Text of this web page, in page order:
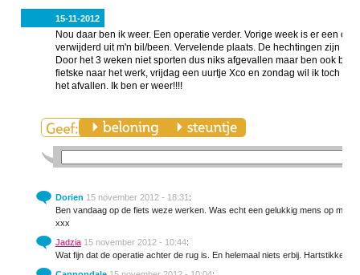
15-11-2012
Nou daar ben ik weer. Een operatie verder. Vorige week is er een
verwijderd uit m'n bil/been. Vervelende plaats. De hechtingen zijn
Door het 3 weken niet sporten dus niks afgevallen maar ben ook blij
fietske naar het werk, vrijdag een uurtje Xco en zondag wil ik toch
het afvallen. Ik ben er weer!!!!
Dorien 15 november 2012 - 18:31 :
Ben vandaag op de fiets weze werken. Was echt een gelukkig mens op mn
xxx
Jadzia 15 november 2012 - 10:44:
Wat fijn dat de operatie achter de rug is. En helemaal niets erbij. Hartstikke